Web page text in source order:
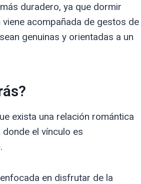
duradero, ya que dormir
acompañada de gestos de
genuinas y orientadas a un
exista una relación romántica
el vínculo es
en disfrutar de la